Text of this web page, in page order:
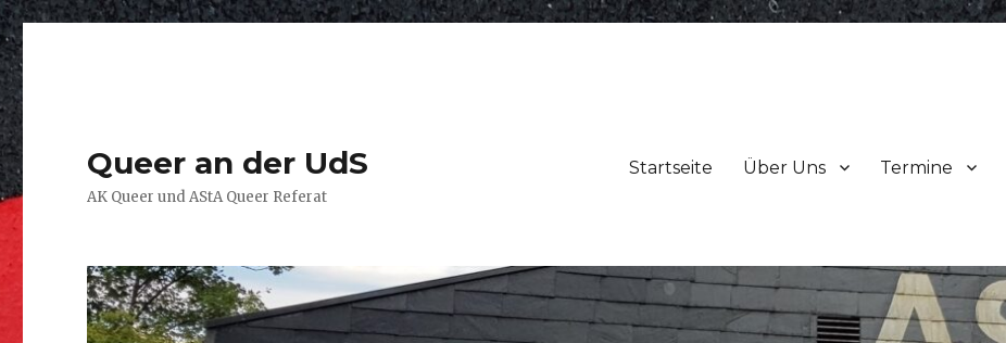
Queer an der UdS
AK Queer und AStA Queer Referat
Startseite Über Uns Termine